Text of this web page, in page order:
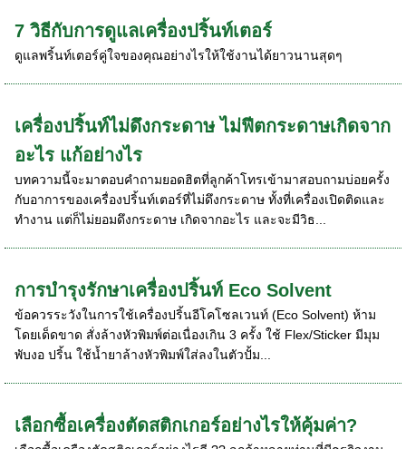
7 วิธีกับการดูแลเครื่องปริ้นท์เตอร์
ดูแลพริ้นท์เตอร์คู่ใจของคุณอย่างไรให้ใช้งานได้ยาวนานสุดๆ
เครื่องปริ้นท์ไม่ดึงกระดาษ ไม่ฟีตกระดาษเกิดจาก
อะไร แก้อย่างไร
บทความนี้จะมาตอบคำถามยอดฮิตที่ลูกค้าโทรเข้ามาสอบถามบ่อยครั้ง
กับอาการของเครื่องปริ้นท์เตอร์ที่ไม่ดึงกระดาษ ทั้งที่เครื่องเปิดติดและ
ทำงาน แต่ก็ไม่ยอมดึงกระดาษ เกิดจากอะไร และจะมีวิธ...
การบำรุงรักษาเครื่องปริ้นท์ Eco Solvent
ข้อควรระวังในการใช้เครื่องปริ้นอีโคโซลเวนท์ (Eco Solvent) ห้าม
โดยเด็ดขาด สั่งล้างหัวพิมพ์ต่อเนื่องเกิน 3 ครั้ง ใช้ Flex/Sticker มีมุม
พับงอ ปริ้น ใช้น้ำยาล้างหัวพิมพ์ใส่ลงในตัวปั้ม...
เลือกซื้อเครื่องตัดสติกเกอร์อย่างไรให้คุ้มค่า?